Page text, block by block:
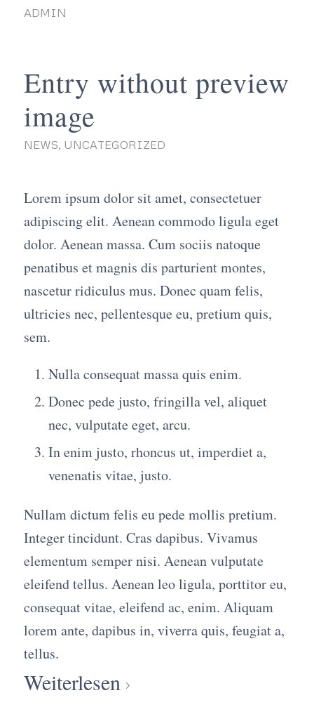
ADMIN
Entry without preview
image
NEWS, UNCATEGORIZED
Lorem ipsum dolor sit amet, consectetuer
adipiscing elit. Aenean commodo ligula eget
dolor. Aenean massa. Cum sociis natoque
penatibus et magnis dis parturient montes,
nascetur ridiculus mus. Donec quam felis,
ultricies nec, pellentesque eu, pretium quis,
sem.
Nulla consequat massa quis enim.
Donec pede justo, fringilla vel, aliquet
nec, vulputate eget, arcu.
In enim justo, rhoncus ut, imperdiet a,
venenatis vitae, justo.
Nullam dictum felis eu pede mollis pretium.
Integer tincidunt. Cras dapibus. Vivamus
elementum semper nisi. Aenean vulputate
eleifend tellus. Aenean leo ligula, porttitor eu,
consequat vitae, eleifend ac, enim. Aliquam
lorem ante, dapibus in, viverra quis, feugiat a,
tellus.
Weiterlesen